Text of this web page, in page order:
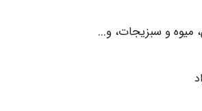
میوه و سبزیجات، و...